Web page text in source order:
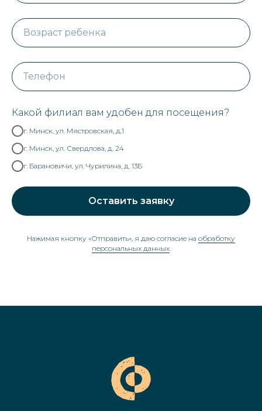
Возраст ребенка
Телефон
Какой филиал вам удобен для посещения?
г. Минск, ул. Мястровская, д.1
г. Минск, ул. Свердлова, д. 24
г. Барановичи, ул. Чурилина, д. 13Б
Оставить заявку
Нажимая кнопку «Отправить», я даю согласие на обработку
персональных данных.